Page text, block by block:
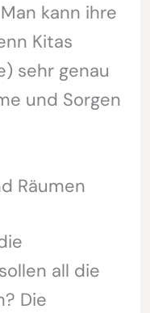
kann ihre
Kitas
sehr genau
und Sorgen
Räumen
all die
Die